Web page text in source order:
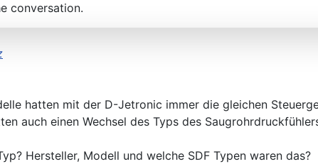
conversation.
hatten mit der D-Jetronic immer die gleichen
auch einen Wechsel des Typs des
Hersteller, Modell und welche SDF Typen waren das?